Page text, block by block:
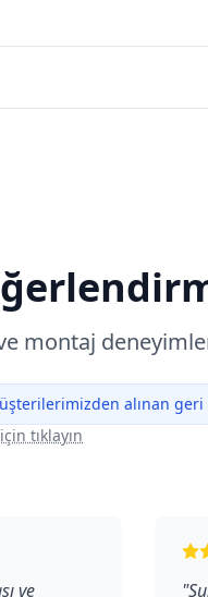
montaj
alınan
tıklayın
ve "